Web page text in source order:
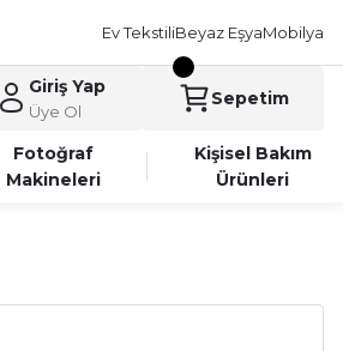
Ev TekstiliBeyaz EşyaMobilya
Giriş Yap
Üye Ol
Sepetim
Fotoğraf
Makineleri
Kişisel Bakım
Ürünleri